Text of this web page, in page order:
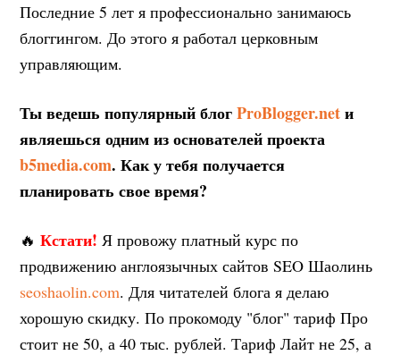
Последние 5 лет я профессионально занимаюсь
блоггингом. До этого я работал церковным
управляющим.
Ты ведешь популярный блогProBlogger.netи
являешься одним из основателей проекта
b5media.com. Как у тебя получается
планировать свое время?
🔥Кстати! Я провожу платный курс по
продвижению англоязычных сайтов SEO Шаолинь
seoshaolin.com. Для читателей блога я делаю
хорошую скидку. По прокомоду "блог" тариф Про
стоит не 50, а 40 тыс. рублей. Тариф Лайт не 25, а